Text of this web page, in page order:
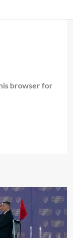
browser for